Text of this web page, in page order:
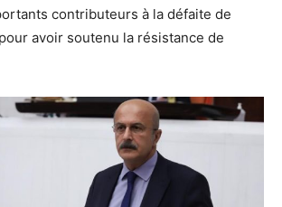
contributeurs à la défaite de
avoir soutenu la résistance de